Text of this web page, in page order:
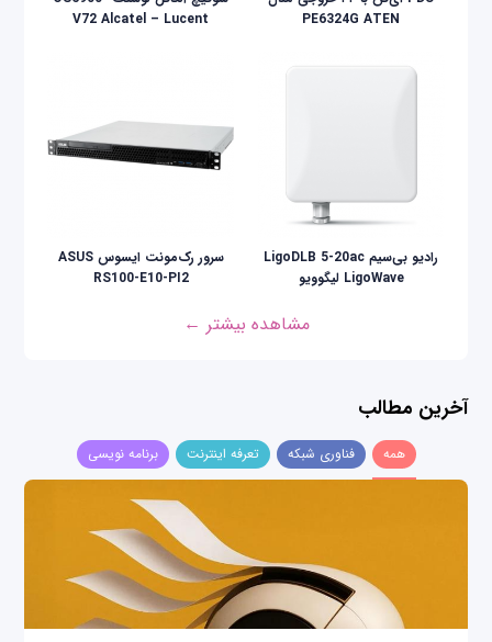
PE6324G ATEN
V72 Alcatel – Lucent
رادیو بی‌سیم LigoDLB 5-20ac
LigoWave لیگوویو
سرور رک‌مونت ایسوس ASUS
RS100-E10-PI2
مشاهده بیشتر ←
آخرین مطالب
همه فناوری شبکه تعرفه اینترنت برنامه نویسی